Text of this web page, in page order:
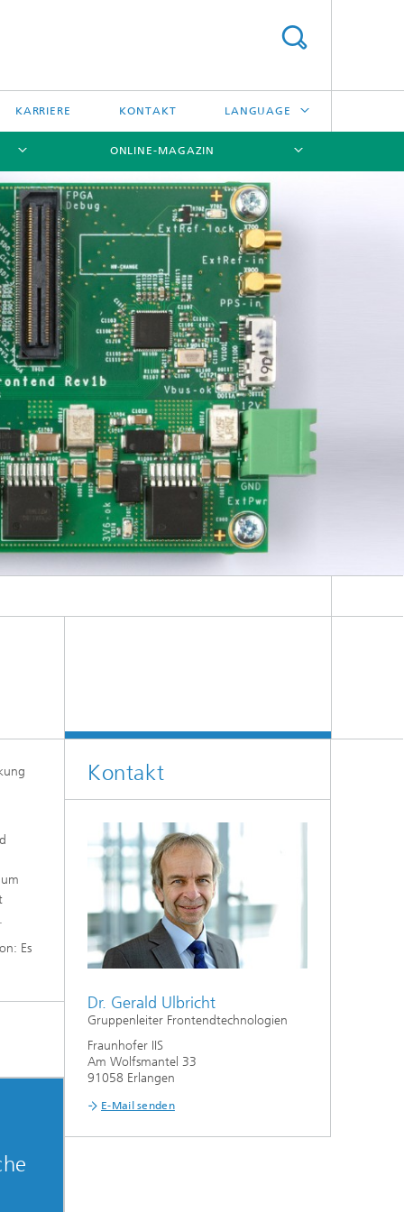
KARRIERE KONTAKT LANGUAGE
日本語
中文
한국어
ONLINE-MAGAZIN
Es
Kontakt
Dr. Gerald Ulbricht
Gruppenleiter Frontendtechnologien
Fraunhofer IIS
Am Wolfsmantel 33
91058 Erlangen
E-Mail senden